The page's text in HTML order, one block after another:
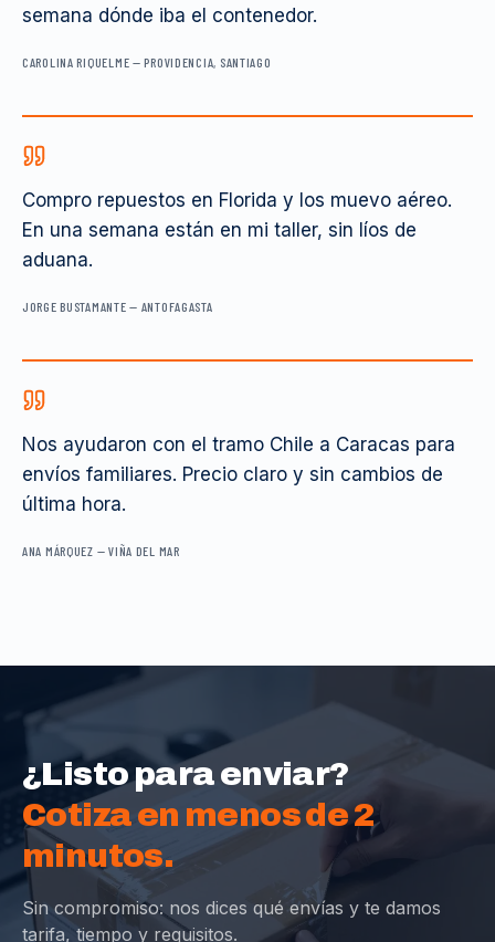
semana dónde iba el contenedor.
CAROLINA RIQUELME —PROVIDENCIA, SANTIAGO
Compro repuestos en Florida y los muevo aéreo.
En una semana están en mi taller, sin líos de
aduana.
JORGE BUSTAMANTE — ANTOFAGASTA
Nos ayudaron con el tramo Chile a Caracas para
envíos familiares. Precio claro y sin cambios de
última hora.
ANA MÁRQUEZ —VIÑA DEL MAR
¿Listo para enviar?
Cotiza en menos de 2
minutos.
Sin compromiso: nos dices qué envías y te damos
tarifa, tiempo y requisitos.